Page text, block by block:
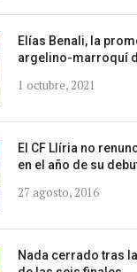
Elías Benali, la
argelino-marroquí
1 octubre, 2021
El CF Llíria no
en el año de su
27 agosto, 2016
Nada cerrado tras